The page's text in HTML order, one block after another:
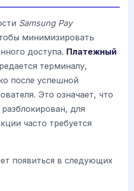
Samsung Pay
минимизировать
доступа. Платежный
терминалу,
после успешной
Это означает, что
для
часто требуется
появиться в следующих